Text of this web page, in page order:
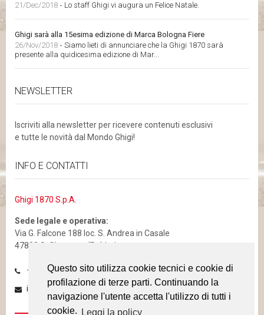
Questo sito utilizza cookie tecnici e cookie di
profilazione di terze parti. Continuando la
navigazione l'utente accetta l'utilizzo di tutti i
cookie.
Leggi la policy
Questo sito utilizza cookie tecnici e cookie di
profilazione di terze parti. Continuando la
navigazione l'utente accetta l'utilizzo di tutti i
cookie.
Leggi la policy
21/Dec/2018 - Lo staff Ghigi vi augura un Felice Natale.
Ghigi sarà alla 15esima edizione di Marca Bologna Fiere
26/Nov/2018 - Siamo lieti di annunciare che la Ghigi 1870 sarà
presente alla quidicesima edizione di Mar...
NEWSLETTER
Iscriviti alla newsletter per ricevere contenuti esclusivi
e tutte le novità dal Mondo Ghigi!
INFO E CONTATTI
Ghigi 1870 S.p.A.
Sede legale e operativa:
Via G. Falcone 188 loc. S. Andrea in Casale
47832 S. Clemente (Rn) Italy
+39 0541 856811 - Fax: +39 0541 987011
info@ghigi.eu